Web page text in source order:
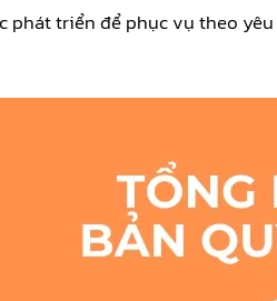
phát triển để phục vụ theo